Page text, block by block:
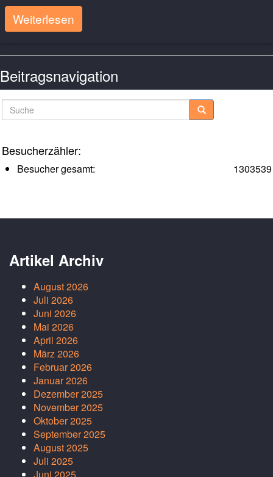
Weiterlesen
Beitragsnavigation
Suche
Besucherzähler:
1303539
Besucher gesamt:
Artikel Archiv
August 2026
Juli 2026
Juni 2026
Mai 2026
April 2026
März 2026
Februar 2026
Januar 2026
Dezember 2025
November 2025
Oktober 2025
September 2025
August 2025
Juli 2025